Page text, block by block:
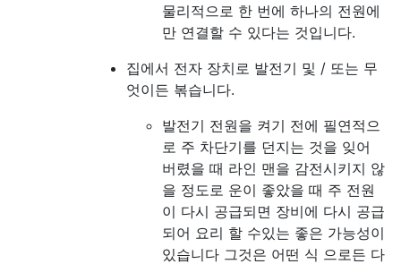
물리적으로 한 번에 하나의 전원에
만 연결할 수 있다는 것입니다.
집에서 전자 장치로 발전기 및 / 또는 무
엇이든 볶습니다.
발전기 전원을 켜기 전에 필연적으
로 주 차단기를 던지는 것을 잊어
버렸을 때 라인 맨을 감전시키지 않
을 정도로 운이 좋았을 때 주 전원
이 다시 공급되면 장비에 다시 공급
되어 요리 할 수있는 좋은 가능성이
있습니다 그것은 어떤 식 으로든 다